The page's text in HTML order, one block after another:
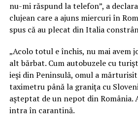
nu-mi răspund la telefon”, a
clujean care a ajuns miercuri în
spus că au plecat din Italia
„Acolo totul e închis, nu mai avem
alt bărbat. Cum autobuzele cu
ieşi din Peninsulă, omul a
taximetru până la graniţa cu
aşteptat de un nepot din România.
intra în carantină.